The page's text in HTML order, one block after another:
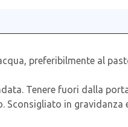
preferibilmente al
Tenere fuori dalla
Sconsigliato in gravidanza